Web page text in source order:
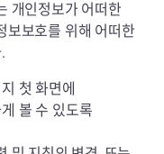
개인정보가 어떠한
보보호를 위해 어떠한
첫 화면에
볼 수 있도록